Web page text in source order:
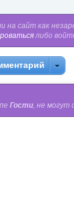
сайт как
либо
Гости , не